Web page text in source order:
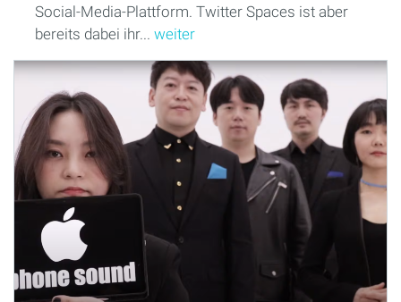
Social-Media-Plattform. Twitter Spaces ist aber
bereits dabei ihr... weiter